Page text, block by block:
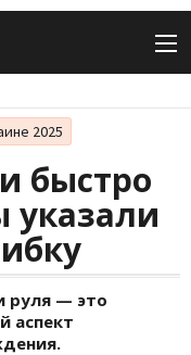
2025
быстро
указали
руля — это
аспект